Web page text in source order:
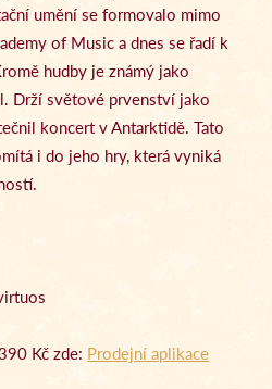
umění se formovalo mimo
of Music a dnes se řadí k
hudby je známý jako
Drží světové prvenství jako
koncert v Antarktidě. Tato
i do jeho hry, která vyniká
Kč zde: Prodejní aplikace